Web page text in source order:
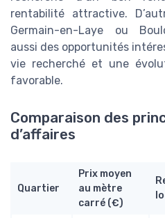
rentabilité attractive.
Germain-en-Laye ou
aussi des opportunités
vie recherché et une
favorable.
Comparaison des
d’affaires
Quartier
Prix moyen
au mètre
carré (€)